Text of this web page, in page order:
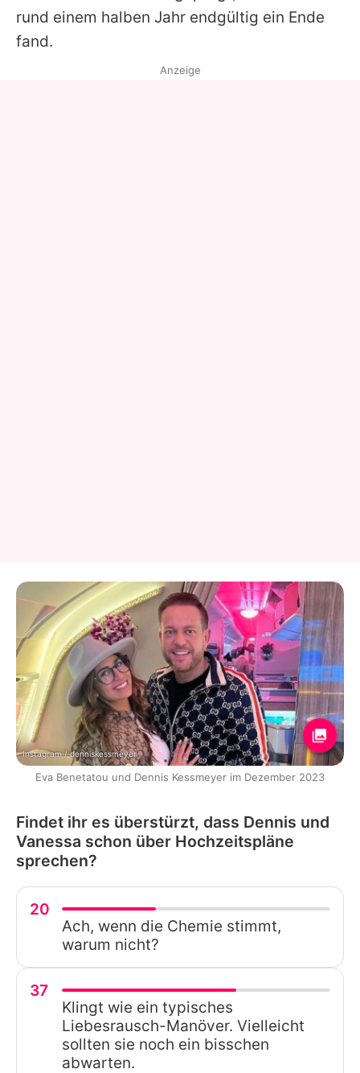
rund einem halben Jahr endgültig ein Ende
fand.
Anzeige
Instagram / denniskessmeyer
Eva Benetatou und Dennis Kessmeyer im Dezember 2023
Findet ihr es überstürzt, dass Dennis und
Vanessa schon über Hochzeitspläne
sprechen?
20
Ach, wenn die Chemie stimmt,
warum nicht?
37
Klingt wie ein typisches
Liebesrausch-Manöver. Vielleicht
sollten sie noch ein bisschen
abwarten.